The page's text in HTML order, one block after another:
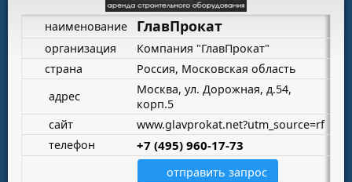
наименование ГлавПрокат
организация
Компания "ГлавПрокат"
страна
Россия, Московская область
адрес
Москва, ул. Дорожная, д.54,
корп.5
сайт
www.glavprokat.net?utm_source=rf
телефон
+7 (495) 960-17-73
отправить запрос